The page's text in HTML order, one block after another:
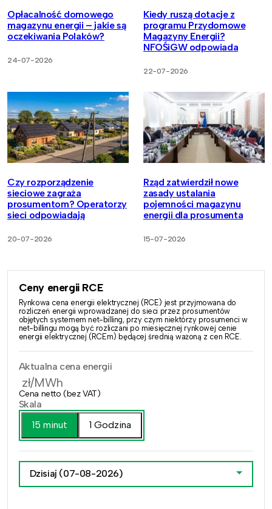
Opłacalność domowego
magazynu energii – jakie są
oczekiwania Polaków?
24-07-2026
Kiedy ruszą dotacje z
programu Przydomowe
Magazyny Energii?
NFOŚiGW odpowiada
22-07-2026
Czy rozporządzenie
sieciowe zagraża
prosumentom? Operatorzy
sieci odpowiadają
20-07-2026
Rząd zatwierdził nowe
zasady ustalania
pojemności magazynu
energii dla prosumenta
15-07-2026
Ceny energii RCE
Rynkowa cena energii elektrycznej (RCE) jest przyjmowana do
rozliczeń energii wprowadzanej do sieci przez prosumentów
objętych systemem net-billing, przy czym niektórzy prosumenci w
net-billingu mogą być rozliczani po miesięcznej rynkowej cenie
energii elektrycznej (RCEm) będącej średnią ważoną z cen RCE.
Aktualna cena energii
zł/MWh
Cena netto (bez VAT)
Skala
15 minut
1 Godzina
Dzisiaj (07-08-2026)